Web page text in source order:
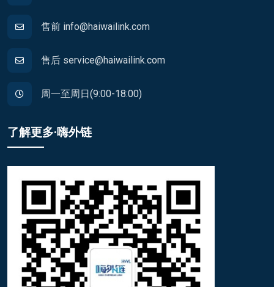
售前 info@haiwailink.com
售后 service@haiwailink.com
周一至周日(9:00-18:00)
了解更多·嗨外链